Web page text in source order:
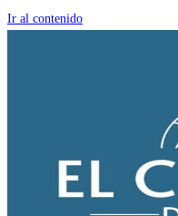
Ir al contenido